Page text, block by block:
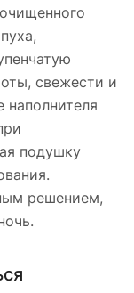
свежести и
наполнителя
подушку
решением,